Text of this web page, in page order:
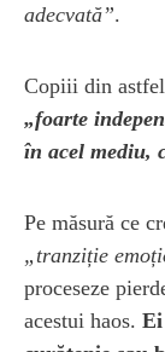
adecvată”.
Copiii din
„foarte
în acel mediu,
Pe măsură ce
„tranziție
proceseze
acestui haos. Ei